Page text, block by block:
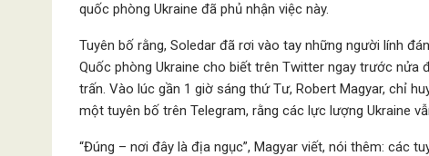
quốc phòng Ukraine đã phủ nhận việc này.
Tuyên bố rằng, Soledar đã rơi vào tay những người lính
Quốc phòng Ukraine cho biết trên Twitter ngay trước
trấn. Vào lúc gần 1 giờ sáng thứ Tư, Robert Magyar, chỉ
một tuyên bố trên Telegram, rằng các lực lượng Ukraine
“Đúng – nơi đây là địa ngục”, Magyar viết, nói thêm: các